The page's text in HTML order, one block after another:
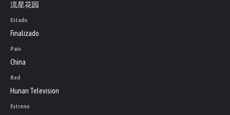
流星花园
Estado
Finalizado
País
China
Red
Hunan Television
Estreno